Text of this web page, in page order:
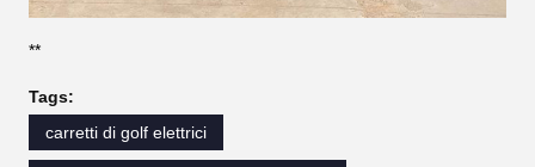
**
Tags:
carretti di golf elettrici